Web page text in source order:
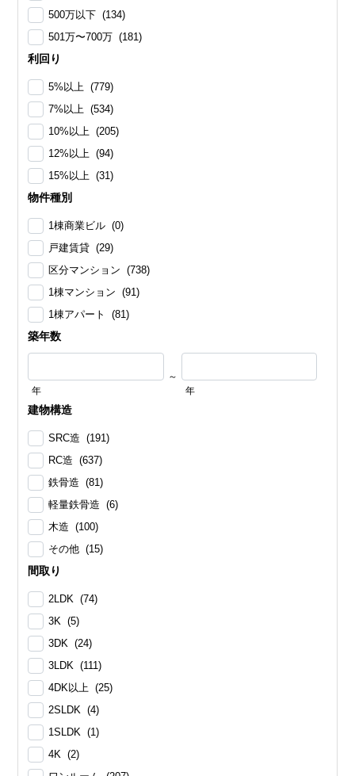
500万以下 (134)
501万〜700万 (181)
利回り
5%以上 (779)
7%以上 (534)
10%以上 (205)
12%以上 (94)
15%以上 (31)
物件種別
1棟商業ビル (0)
戸建賃貸 (29)
区分マンション (738)
1棟マンション (91)
1棟アパート (81)
築年数
年
～
年
建物構造
SRC造 (191)
RC造 (637)
鉄骨造 (81)
軽量鉄骨造 (6)
木造 (100)
その他 (15)
間取り
2LDK (74)
3K (5)
3DK (24)
3LDK (111)
4DK以上 (25)
2SLDK (4)
1SLDK (1)
4K (2)